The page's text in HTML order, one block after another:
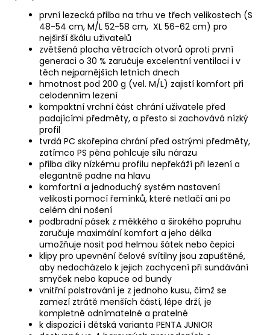
první lezecká přilba na trhu ve třech velikostech (S
48-54 cm, M/L 52-58 cm, XL 56-62 cm) pro
nejširší škálu uživatelů
zvětšená plocha větracích otvorů oproti první
generaci o 30 % zaručuje excelentní ventilaci i v
těch nejparnějších letních dnech
hmotnost pod 200 g (vel. M/L) zajistí komfort při
celodenním lezení
kompaktní vrchní část chrání uživatele před
padajícími předměty, a přesto si zachovává nízký
profil
tvrdá PC skořepina chrání před ostrými předměty,
zatímco PS pěna pohlcuje sílu nárazu
přilba díky nízkému profilu nepřekáží při lezení a
elegantně padne na hlavu
komfortní a jednoduchý systém nastavení
velikosti pomocí řemínků, které netlačí ani po
celém dni nošení
podbradní pásek z měkkého a širokého popruhu
zaručuje maximální komfort a jeho délka
umožňuje nosit pod helmou šátek nebo čepici
klipy pro upevnění čelové svítilny jsou zapuštěné,
aby nedocházelo k jejich zachycení při sundávání
smyček nebo kapuce od bundy
vnitřní polstrování je z jednoho kusu, čímž se
zamezí ztrátě menších částí, lépe drží, je
kompletně odnímatelné a pratelné
k dispozici i dětská varianta PENTA JUNIOR